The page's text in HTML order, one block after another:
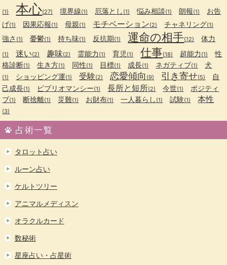
(1) 本心(27) 境界線(1) 厄落とし (1) 悩み相談(1) 朗報(1)
お告
げ(1) 因果応報(1) 母親(1) モチベーション(2) チャネリング(1)
強さ (1) 憂鬱(1) 持ち味(1) 反抗期(1) 運命の相手(12) 体力
(1) 迷い(2) 趣味(2) 霊能力 (1) 育児 (1) 仕事(18) 超能力 (1)
性
格診断(1) 生き方(1) 同性(1) 目標(1) 成長(1) ネガティブ(1) 犬
(1) ショッピング運(1) 受験(2) 恋愛傾向 (9) 引き寄せ(5)
自
己成長(1) ビブリオマンシー(1) 長所と短所(2) 今世(1)
ポジティ
ブ(1) 断捨離(1) 災難(1) お財布(1) 一人暮らし (1) 試験(1) 本性
(3)
占術一覧
タロット占い
ルーン占い
ケルトツリー
アニマルメディスン
オラクルカード
数秘術
星座占い・占星術